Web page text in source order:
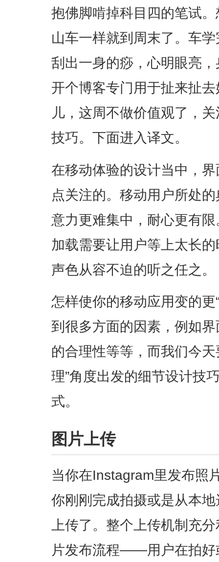
抱佛脚啃掉科目四的笔试
山车一样就到周末了。车
刮出一身的痧，心明眼亮
开个博客专门用于扯来扯
儿，这周不做价值观了，
技巧。下面进入译文。
在移动体验的设计当中，
点关注的。移动用户所处
意力更难集中，耐心更有
加载需要让用户等上太长
声色从容不迫的听之任之。
怎样使你的移动应用变的
到很多方面的因素，例如
的合理性等等，而我们今
理”角度出发的细节设计技
式。
图片上传
当你在Instagram里发布照
你刚刚完成拍摄或是从本
上传了。整个上传机制充
片发布流程——用户在拍好